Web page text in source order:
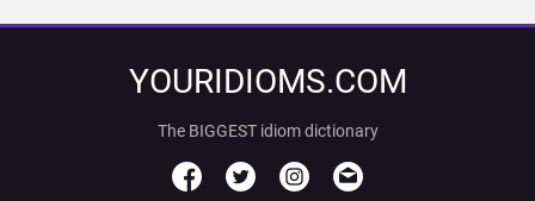
YOURIDIOMS.COM
The BIGGEST idiom dictionary